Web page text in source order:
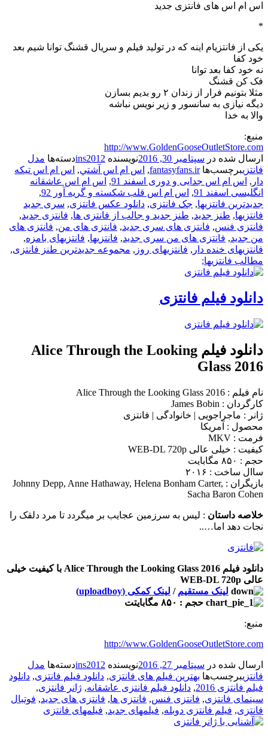
اس ام اس های فانتزی جدید
*
یکی از فانتزیام اینه که در تولید فیلم و سریال قشنگ توانا شیم بعد
خود کفا
نه خود کفا بعد توانا
فک کن قشنگ
مثلا بتونیم فرار از زندان ۲ رو بدیم بسازن
دیگه نیازی به سانسور و زیر نویس نباشه
والا به خدا
منبع:
http://www.GoldenGooseOutletStore.com
ارسال شده در سپتامبر 30, 2016 نویسنده ins2012دسته‌ها مدل
فانتزیبرچسب‌هاfantasyfans.ir
, اس ام اس آشتي, اس ام اس تیکه
دار , اس ام اس جدایی و دوری اسفند 91 , اس ام اس عاشقانه
انگلیسی اسفند 91
, اس ام اس قلب شکسته و گریه آور 92
,
جدیدترین فانتزیها, جک فانتزی, دانلود عکس فانتزی, سری جدید
فانتزیها, طنز جدید, طنز جدید و جالب از فانتزی ها, فانتزی جدید,
فانتزی فنس, فانتزی های سری جدید, فانتزی های من, فانتزی های
من جدید, فانتزی های من سری جدید, فانتزیها, فانتزیهای بامزه,
فانتزیهای خنده دار , فانتزیهای روز , مجموعه جدیدترین طنز فانتزی,
مطالب فانتزیها;
دانلود فیلم فانتزی
دانلود فیلم Alice Through the Looking
Glass 2016
نام فیلم : Alice Through the Looking Glass 2016
کارگردان : James Bobin
ژانر : ماجراجویی | خانوادگی | فانتزی
محصول : آمریکا
فرمت : MKV
کیفیت : خیلی عالی WEB-DL 720p
حجم : ۸۵۰ مگابایت
ساال ساخت : ۲۰۱۶
بازیگران : Johnny Depp, Anne Hathaway, Helena Bonham Carter,
Sacha Baron Cohen
خلاصه داستان : لیس به سرزمین عجایب بر میگردد تا مرد دلقک را
نجات دهد اما…..
دانلود فیلم Alice Through the Looking Glass 2016 با کیفیت خیلی
عالی WEB-DL 720p
لینک مستقیم / لینک کمکی (uploadboy)
حجم : ۸۵۰ مگابایتت
منبع:
http://www.GoldenGooseOutletStore.com
ارسال شده در سپتامبر 27, 2016 نویسنده ins2012دسته‌ها مدل
فانتزیبرچسب‌ها بهترین فیلم های فانتزی, دانلود فیلم فانتزی, دانلود
فیلم فانتزی 2016
, دانلود فیلم فانتزی عاشقانه, ژانر فانتزی,
سینمای فانتزی, فانتزی فنس, فانتزی ها, فانتزی های جدید, فوتبال
فانتزی, فیلم فانتزی دوبله, فیلمهای جدید, فیلمهای فانتزی